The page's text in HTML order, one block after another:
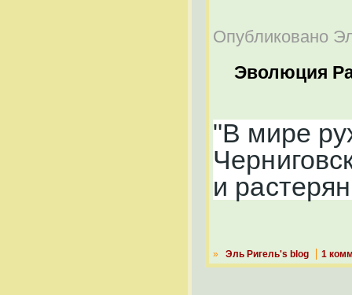
Опубликовано
Эволюция
"В мире
и
» Эль Ригель's blog 1